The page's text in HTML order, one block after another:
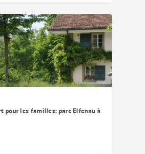
pour les familles: parc Elfenau à